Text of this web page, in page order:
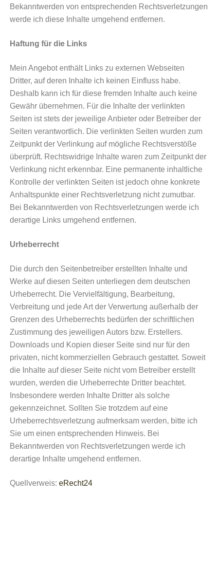
Bekanntwerden von entsprechenden Rechtsverletzungen
werde ich diese Inhalte umgehend entfernen.
Haftung für die Links
Mein Angebot enthält Links zu externen Webseiten
Dritter, auf deren Inhalte ich keinen Einfluss habe.
Deshalb kann ich für diese fremden Inhalte auch keine
Gewähr übernehmen. Für die Inhalte der verlinkten
Seiten ist stets der jeweilige Anbieter oder Betreiber der
Seiten verantwortlich. Die verlinkten Seiten wurden zum
Zeitpunkt der Verlinkung auf mögliche Rechtsverstöße
überprüft. Rechtswidrige Inhalte waren zum Zeitpunkt der
Verlinkung nicht erkennbar. Eine permanente inhaltliche
Kontrolle der verlinkten Seiten ist jedoch ohne konkrete
Anhaltspunkte einer Rechtsverletzung nicht zumutbar.
Bei Bekanntwerden von Rechtsverletzungen werde ich
derartige Links umgehend entfernen.
Urheberrecht
Die durch den Seitenbetreiber erstellten Inhalte und
Werke auf diesen Seiten unterliegen dem deutschen
Urheberrecht. Die Vervielfältigung, Bearbeitung,
Verbreitung und jede Art der Verwertung außerhalb der
Grenzen des Urheberrechts bedürfen der schriftlichen
Zustimmung des jeweiligen Autors bzw. Erstellers.
Downloads und Kopien dieser Seite sind nur für den
privaten, nicht kommerziellen Gebrauch gestattet. Soweit
die Inhalte auf dieser Seite nicht vom Betreiber erstellt
wurden, werden die Urheberrechte Dritter beachtet.
Insbesondere werden Inhalte Dritter als solche
gekennzeichnet. Sollten Sie trotzdem auf eine
Urheberrechtsverletzung aufmerksam werden, bitte ich
Sie um einen entsprechenden Hinweis. Bei
Bekanntwerden von Rechtsverletzungen werde ich
derartige Inhalte umgehend entfernen.
Quellverweis: eRecht24